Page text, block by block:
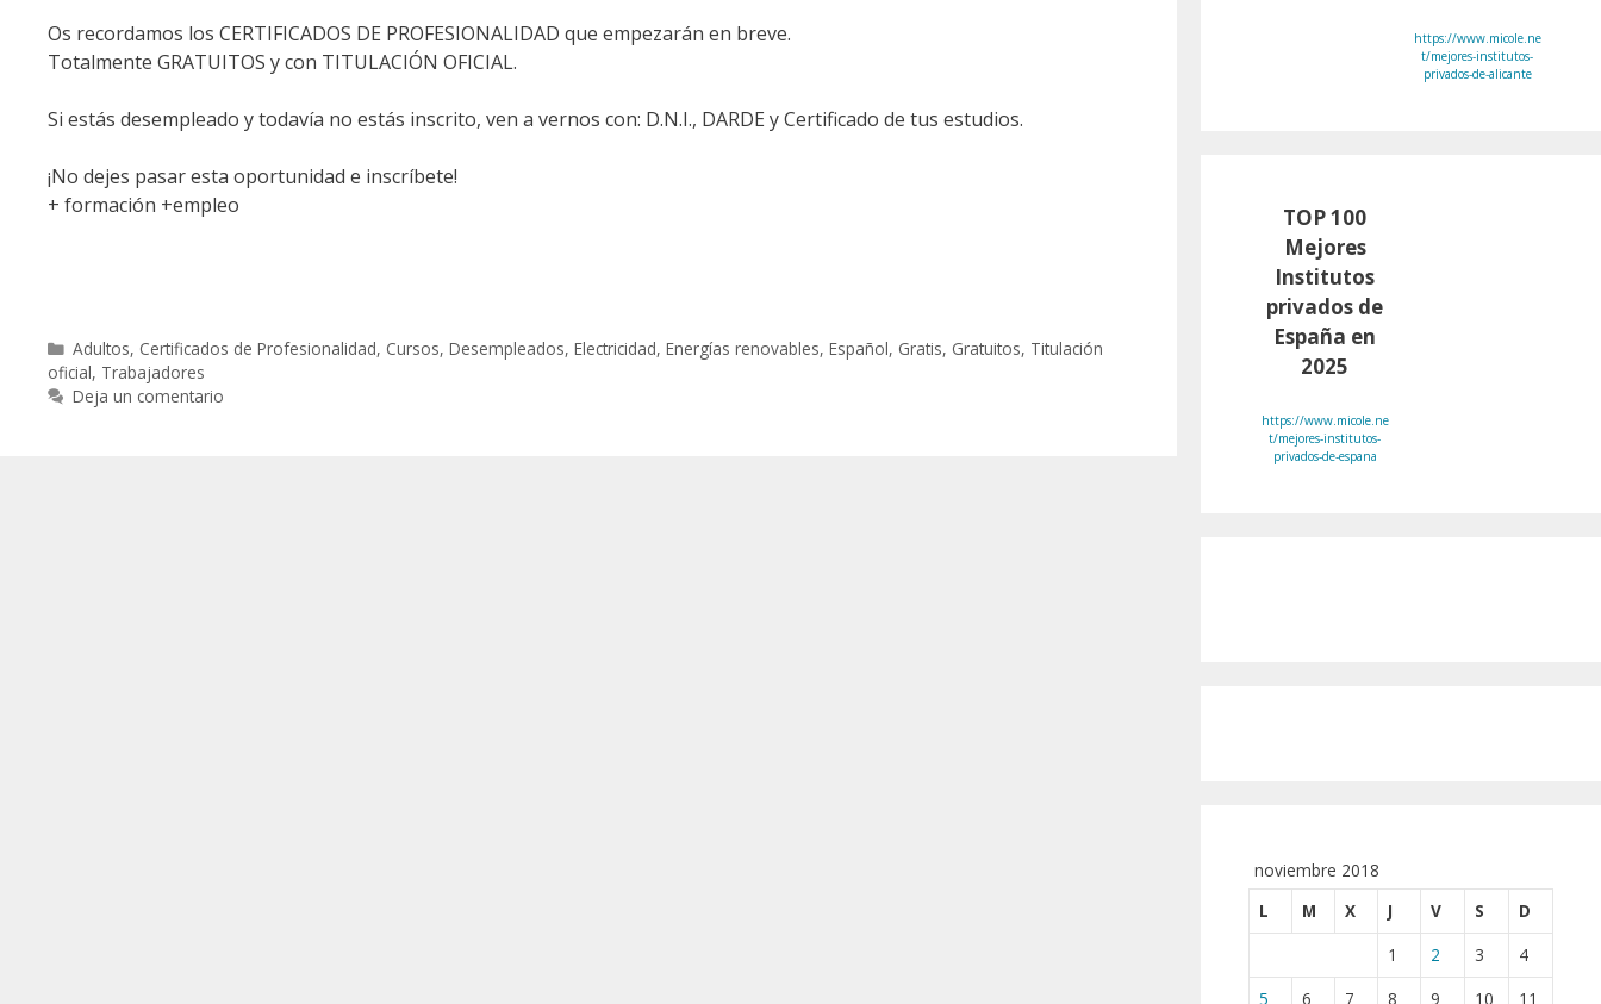
Os recordamos los CERTIFICADOS DE PROFESIONALIDAD que empezarán en breve.
Totalmente GRATUITOS y con TITULACIÓN OFICIAL.
Si estás desempleado y todavía no estás inscrito, ven a vernos con: D.N.I., DARDE y Certificado de tus estudios.
¡No dejes pasar esta oportunidad e inscríbete!
+ formación +empleo
Categorías
Adultos, Certificados de Profesionalidad, Cursos,Desempleados,Electricidad,Energías renovables,Español, Gratis, Gratuitos, Titulación
oficial, Trabajadores
Deja un comentario
https://www.micole.ne
t/mejores-institutos-
privados-de-alicante
TOP 100
Mejores
Institutos
privados de
España en
2025
https://www.micole.ne
t/mejores-institutos-
privados-de-espana
noviembre 2018
L
M X J V S
D
1
2 3
4
5
6 7 8 9 10 11